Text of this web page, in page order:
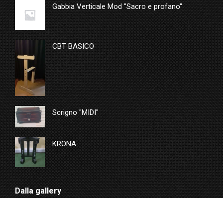
Gabbia Verticale Mod "Sacro e profano"
CBT BASICO
Scrigno "MIDI"
KRONA
Dalla gallery